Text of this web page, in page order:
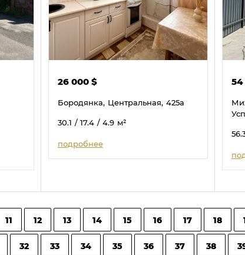
26 000 $
Бородянка, Центральная, 425а
30.1 / 17.4 / 4.9 м²
подробнее
11 12 13 14 15 16 17 18
32 33 34 35 36 37 38